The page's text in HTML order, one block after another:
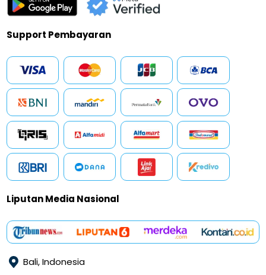
Support Pembayaran
Liputan Media Nasional
Bali, Indonesia